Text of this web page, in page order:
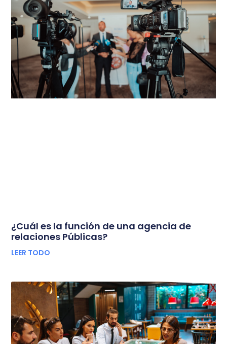
¿Cuál es la función de una agencia de
relaciones Públicas?
LEER TODO